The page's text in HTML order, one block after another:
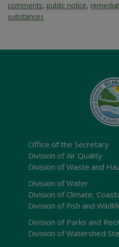
comments, public notice,
substances
Office of the Secretary
Division of Air Quality
Division of Waste and
Division of Water
Division of Climate,
Division of Fish and
Division of Parks and
Division of Watershed